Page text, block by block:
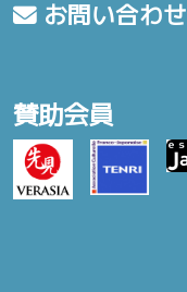
お問い合わせ
賛助会員